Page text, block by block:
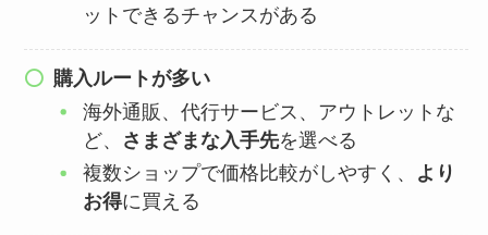
ットできるチャンスがある
購入ルートが多い
海外通販、代行サービス、アウトレットな
ど、 さまざまな入手先を選べる
複数ショップで価格比較がしやすく、 より
お得に買える